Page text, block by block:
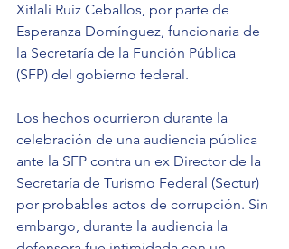
Xitlali Ruiz Ceballos, por parte de
Esperanza Domínguez, funcionaria de
la Secretaría de la Función Pública
(SFP) del gobierno federal.
Los hechos ocurrieron durante la
celebración de una audiencia pública
ante la SFP contra un ex Director de la
Secretaría de Turismo Federal (Sectur)
por probables actos de corrupción. Sin
embargo, durante la audiencia la